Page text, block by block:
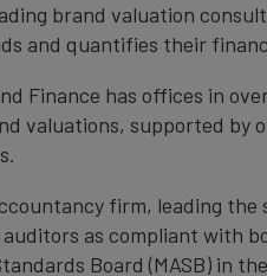
brand valuation
and quantifies their
Finance has offices in
valuations, supported by
firm, leading
as compliant with
Board (MASB) in